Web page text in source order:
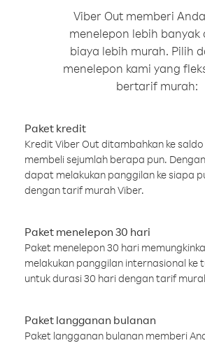
Viber Out memberi
menelepon lebih banyak
biaya lebih murah. Pilih
menelepon kami yang
bertarif murah:
Paket kredit
Kredit Viber Out ditambahkan ke
membeli sejumlah berapa pun.
dapat melakukan panggilan ke siapa
dengan tarif murah Viber.
Paket menelepon 30 hari
Paket menelepon 30 hari
melakukan panggilan internasional ke
untuk durasi 30 hari dengan tarif
Paket langganan bulanan
Paket langganan bulanan memberi